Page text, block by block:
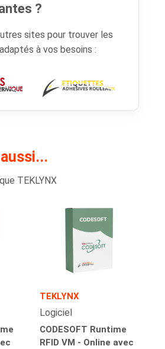
?
sites pour trouver les
à vos besoins :
TEKLYNX
TEKLYNX
Logiciel
CODESOFT Runtime
RFID VM - Online avec